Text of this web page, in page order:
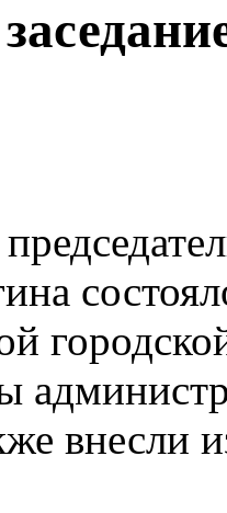
внесли